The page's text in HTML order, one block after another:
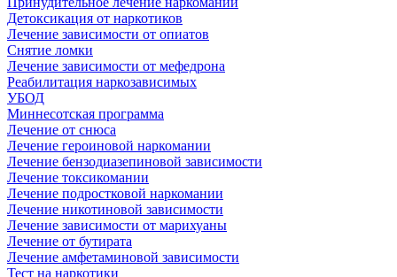
Детоксикация от наркотиков
Лечение зависимости от опиатов
Снятие ломки
Лечение зависимости от мефедрона
Реабилитация наркозависимых
УБОД
Миннесотская программа
Лечение от снюса
Лечение героиновой наркомании
Лечение бензодиазепиновой зависимости
Лечение токсикомании
Лечение подростковой наркомании
Лечение никотиновой зависимости
Лечение зависимости от марихуаны
Лечение от бутирата
Лечение амфетаминовой зависимости
Тест на наркотики